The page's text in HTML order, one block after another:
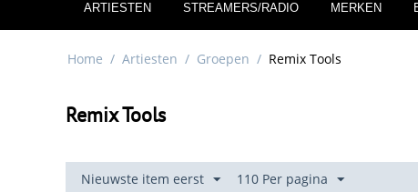
ARTIESTEN STREAMERS/RADIO MERKEN
Home / Artiesten / Groepen / Remix Tools
Remix Tools
Nieuwste item eerst 110 Per pagina